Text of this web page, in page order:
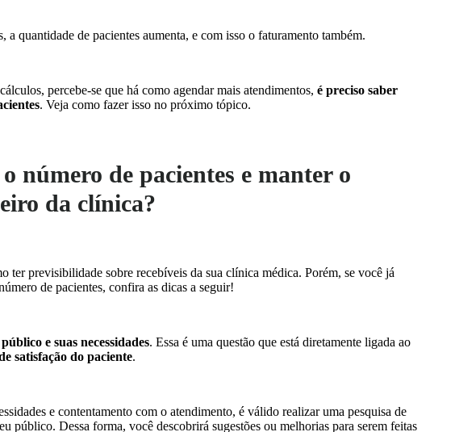
a quantidade de pacientes aumenta, e com isso o faturamento também.
percebe-se que há como agendar mais atendimentos, é preciso saber
. Veja como fazer isso no próximo tópico.
número de pacientes e manter o
da clínica?
ter previsibilidade sobre recebíveis da sua clínica médica. Porém, se você já
de pacientes, confira as dicas a seguir!
e suas necessidades. Essa é uma questão que está diretamente ligada ao
satisfação do paciente.
e contentamento com o atendimento, é válido realizar uma pesquisa de
público. Dessa forma, você descobrirá sugestões ou melhorias para serem feitas